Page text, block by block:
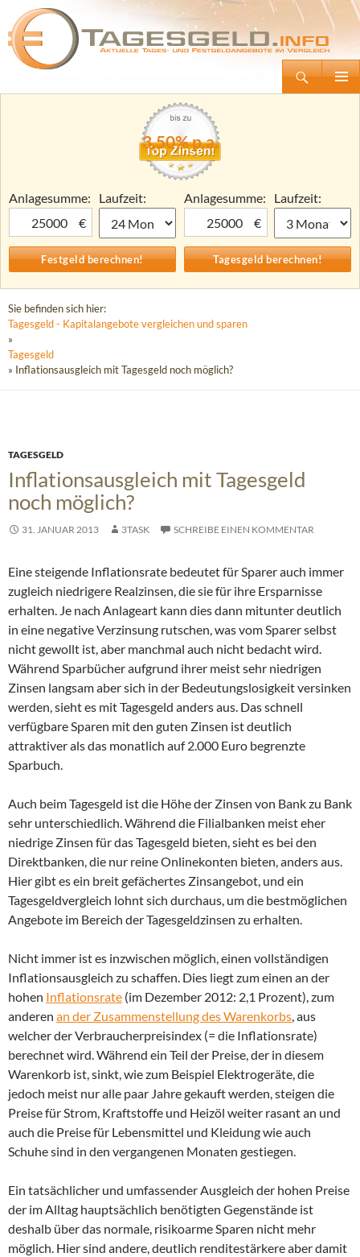
Tagesgeld.info – Tagesgeldkonten vergleichen und Tagesgeld-Zinsen berechnen
Zum
3,50% p.a.
Anlagesumme:
€
Laufzeit:
Anlagesumme:
€
Laufzeit:
Sie befinden sich hier:
Tagesgeld - Kapitalangebote vergleichen und sparen
»
Tagesgeld
» Inflationsausgleich mit Tagesgeld noch möglich?
TAGESGELD
Inflationsausgleich mit Tagesgeld
noch möglich?
31. JANUAR 2013 3TASK SCHREIBE EINEN KOMMENTAR
Eine steigende Inflationsrate bedeutet für Sparer auch immer
zugleich niedrigere Realzinsen, die sie für ihre Ersparnisse
erhalten. Je nach Anlageart kann dies dann mitunter deutlich
in eine negative Verzinsung rutschen, was vom Sparer selbst
nicht gewollt ist, aber manchmal auch nicht bedacht wird.
Während Sparbücher aufgrund ihrer meist sehr niedrigen
Zinsen langsam aber sich in der Bedeutungslosigkeit versinken
werden, sieht es mit Tagesgeld anders aus. Das schnell
verfügbare Sparen mit den guten Zinsen ist deutlich
attraktiver als das monatlich auf 2.000 Euro begrenzte
Sparbuch.
Auch beim Tagesgeld ist die Höhe der Zinsen von Bank zu Bank
sehr unterschiedlich. Während die Filialbanken meist eher
niedrige Zinsen für das Tagesgeld bieten, sieht es bei den
Direktbanken, die nur reine Onlinekonten bieten, anders aus.
Hier gibt es ein breit gefächertes Zinsangebot, und ein
Tagesgeldvergleich lohnt sich durchaus, um die bestmöglichen
Angebote im Bereich der Tagesgeldzinsen zu erhalten.
Nicht immer ist es inzwischen möglich, einen vollständigen
Inflationsausgleich zu schaffen. Dies liegt zum einen an der
hohen Inflationsrate (im Dezember 2012: 2,1 Prozent), zum
anderen an der Zusammenstellung des Warenkorbs, aus
welcher der Verbraucherpreisindex (= die Inflationsrate)
berechnet wird. Während ein Teil der Preise, der in diesem
Warenkorb ist, sinkt, wie zum Beispiel Elektrogeräte, die
jedoch meist nur alle paar Jahre gekauft werden, steigen die
Preise für Strom, Kraftstoffe und Heizöl weiter rasant an und
auch die Preise für Lebensmittel und Kleidung wie auch
Schuhe sind in den vergangenen Monaten gestiegen.
Ein tatsächlicher und umfassender Ausgleich der hohen Preise
der im Alltag hauptsächlich benötigten Gegenstände ist
deshalb über das normale, risikoarme Sparen nicht mehr
möglich. Hier sind andere, deutlich renditestärkere aber damit